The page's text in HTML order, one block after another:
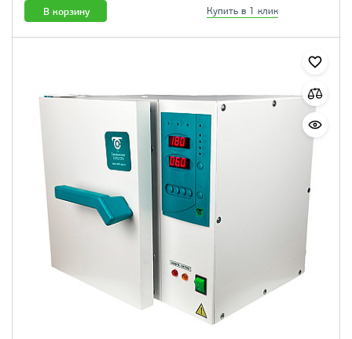
В корзину Купить в 1 клик